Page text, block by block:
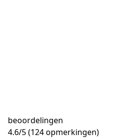
beoordelingen
4.6/5(124 opmerkingen)